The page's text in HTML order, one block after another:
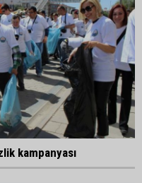
kampanyası